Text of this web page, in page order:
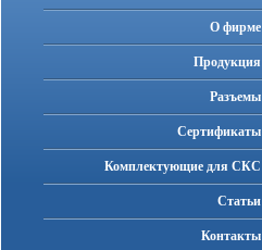
О фирме
Продукция
Разъемы
Cертификаты
Комплектующие для СКС
Статьи
Контакты